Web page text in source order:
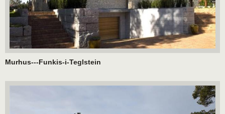
Murhus---Funkis-i-Teglstein